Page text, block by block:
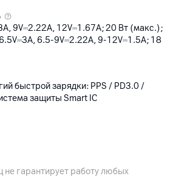
9V⎓2.22A, 12V⎓1.67A; 20 Вт (макс.);
6.5-9V⎓2.22A, 9-12V⎓1.5A; 18
быстрой зарядки: PPS / PD3.0 /
защиты Smart IC
не гарантирует работу любых